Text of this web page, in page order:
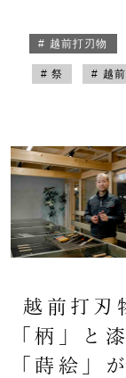
# 越前打刃物
# 祭 # 越
越前打刃
「柄」と
「蒔絵」